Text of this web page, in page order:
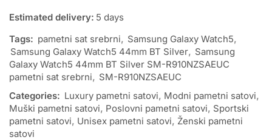
Estimated delivery: 5 days
Tags: pametni sat srebrni, Samsung Galaxy Watch5,
Samsung Galaxy Watch5 44mm BT Silver, Samsung
Galaxy Watch5 44mm BT Silver SM-R910NZSAEUC
pametni sat srebrni, SM-R910NZSAEUC
Categories: Luxury pametni satovi, Modni pametni satovi,
Muški pametni satovi, Poslovni pametni satovi, Sportski
pametni satovi, Unisex pametni satovi, Ženski pametni
satovi